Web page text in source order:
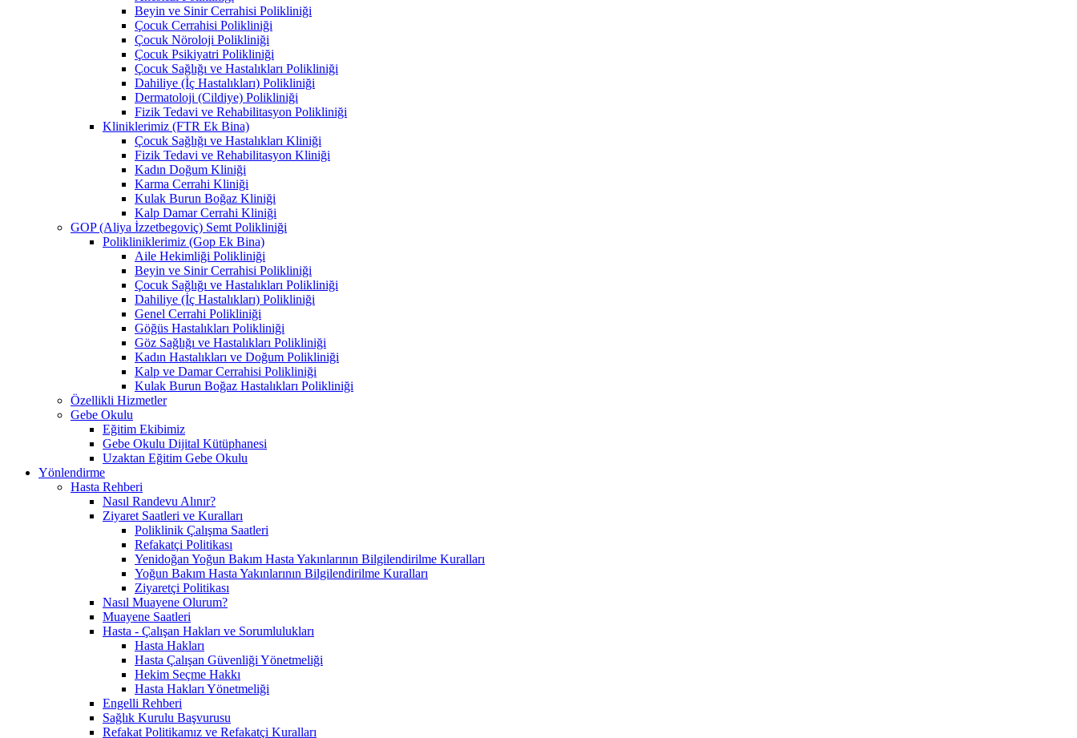
Beyin ve Sinir Cerrahisi Polikliniği
Çocuk Cerrahisi Polikliniği
Çocuk Nöroloji Polikliniği
Çocuk Psikiyatri Polikliniği
Çocuk Sağlığı ve Hastalıkları Polikliniği
Dahiliye (İç Hastalıkları) Polikliniği
Dermatoloji (Cildiye) Polikliniği
Fizik Tedavi ve Rehabilitasyon Polikliniği
Kliniklerimiz (FTR Ek Bina)
Çocuk Sağlığı ve Hastalıkları Kliniği
Fizik Tedavi ve Rehabilitasyon Kliniği
Kadın Doğum Kliniği
Karma Cerrahi Kliniği
Kulak Burun Boğaz Kliniği
Kalp Damar Cerrahi Kliniği
GOP (Aliya İzzetbegoviç) Semt Polikliniği
Polikliniklerimiz (Gop Ek Bina)
Aile Hekimliği Polikliniği
Beyin ve Sinir Cerrahisi Polikliniği
Çocuk Sağlığı ve Hastalıkları Polikliniği
Dahiliye (İç Hastalıkları) Polikliniği
Genel Cerrahi Polikliniği
Göğüs Hastalıkları Polikliniği
Göz Sağlığı ve Hastalıkları Polikliniği
Kadın Hastalıkları ve Doğum Polikliniği
Kalp ve Damar Cerrahisi Polikliniği
Kulak Burun Boğaz Hastalıkları Polikliniği
Özellikli Hizmetler
Gebe Okulu
Eğitim Ekibimiz
Gebe Okulu Dijital Kütüphanesi
Uzaktan Eğitim Gebe Okulu
Yönlendirme
Hasta Rehberi
Nasıl Randevu Alınır?
Ziyaret Saatleri ve Kuralları
Poliklinik Çalışma Saatleri
Refakatçi Politikası
Yenidoğan Yoğun Bakım Hasta Yakınlarının Bilgilendirilme Kuralları
Yoğun Bakım Hasta Yakınlarının Bilgilendirilme Kuralları
Ziyaretçi Politikası
Nasıl Muayene Olurum?
Muayene Saatleri
Hasta - Çalışan Hakları ve Sorumlulukları
Hasta Hakları
Hasta Çalışan Güvenliği Yönetmeliği
Hekim Seçme Hakkı
Hasta Hakları Yönetmeliği
Engelli Rehberi
Sağlık Kurulu Başvurusu
Refakat Politikamız ve Refakatçi Kuralları